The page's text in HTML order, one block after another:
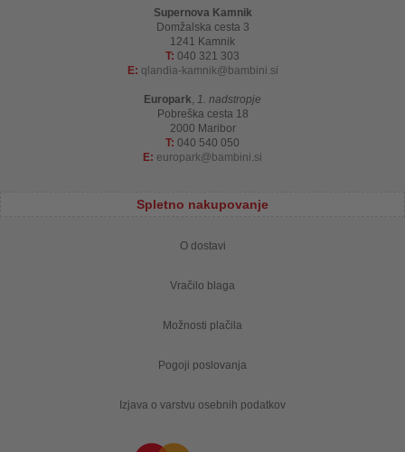
Supernova Kamnik
Domžalska cesta 3
1241 Kamnik
T: 040 321 303
E: qlandia-kamnik bambini.si
Europark, 1. nadstropje
Pobreška cesta 18
2000 Maribor
T: 040 540 050
E: europark bambini.si
Spletno nakupovanje
O dostavi
Vračilo blaga
Možnosti plačila
Pogoji poslovanja
Izjava o varstvu osebnih podatkov